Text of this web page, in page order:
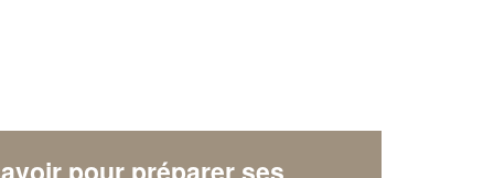
pour préparer ses